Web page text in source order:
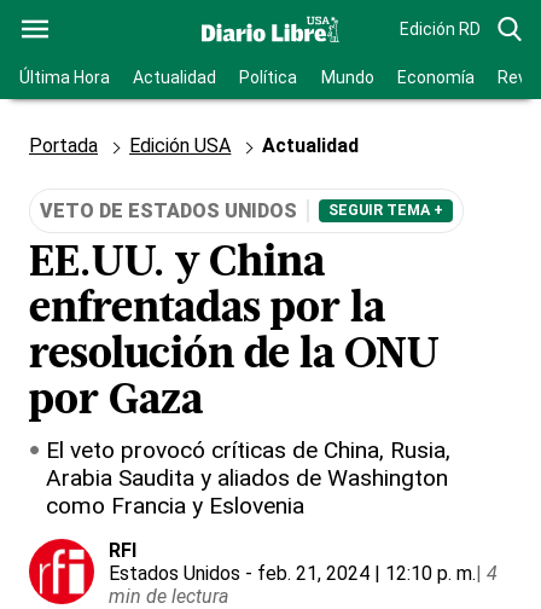
Edición RD
Última Hora Actualidad Política Mundo Economía
Portada Edición USA Actualidad
VETO DE ESTADOS UNIDOS SEGUIR TEMA +
EE.UU. y China
enfrentadas por la
resolución de la ONU
por Gaza
El veto provocó críticas de China, Rusia,
Arabia Saudita y aliados de Washington
como Francia y Eslovenia
RFI
Estados Unidos - feb. 21, 2024 | 12:10 p. m.| 4
min de lectura